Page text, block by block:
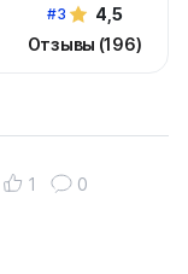
#3
4,5
Отзывы (196)
1 0